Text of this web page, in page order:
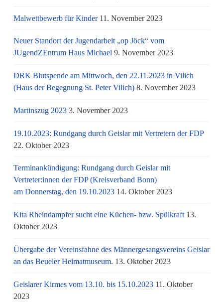
Malwettbewerb für Kinder 11. November 2023
Neuer Standort der Jugendarbeit „op Jöck“ vom
JUgendZEntrum Haus Michael 9. November 2023
DRK Blutspende am Mittwoch, den 22.11.2023 in Vilich
(Haus der Begegnung St. Peter Vilich) 8. November 2023
Martinszug 2023 3. November 2023
19.10.2023: Rundgang durch Geislar mit Vertretern der FDP
22. Oktober 2023
Terminankündigung: Rundgang durch Geislar mit
Vertreter:innen der FDP (Kreisverband Bonn)
am Donnerstag, den 19.10.2023 14. Oktober 2023
Kita Rheindampfer sucht eine Küchen- bzw. Spülkraft 13.
Oktober 2023
Übergabe der Vereinsfahne des Männergesangsvereins Geislar
an das Beueler Heimatmuseum. 13. Oktober 2023
Geislarer Kirmes vom 13.10. bis 15.10.2023 11. Oktober
2023